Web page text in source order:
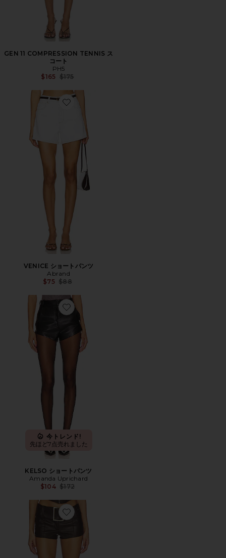
GEN 11 COMPRESSION TENNIS ス
コート
PH5
$165 Previous price:
$175
Favorite VENICE ショートパンツ
VENICE ショートパンツ
Abrand
$75 Previous price:
$88
Favorite KELSO ショートパンツ
今トレンド!
先ほど7点売れました
KELSO ショートパンツ
Amanda Uprichard
$104 Previous price:
$172
Favorite MELANIA ショートパンツ